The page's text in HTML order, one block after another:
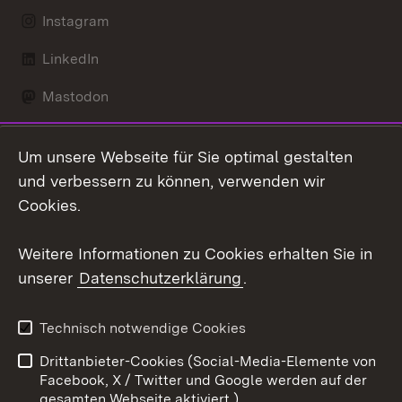
Instagram
LinkedIn
Mastodon
X / Twitter
Youtube
Kontakt
Datenschutz
Barrierefreiheit
Impressum Cookies
Um unsere Webseite für Sie optimal gestalten
und verbessern zu können, verwenden wir
Cookies.
Weitere Informationen zu Cookies erhalten Sie in
unserer Datenschutzerklärung.
Technisch notwendige Cookies
Drittanbieter-Cookies (Social-Media-Elemente von
Facebook, X / Twitter und Google werden auf der